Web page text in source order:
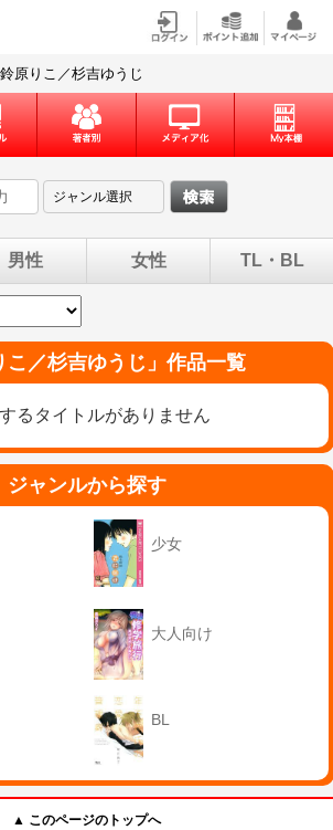
鈴原りこ／杉吉ゆうじ
男性 女性 TL・BL
こ／杉吉ゆうじ 」作品一覧
るタイトルがありません
ジャンルから探す
少女
大人向け
BL
▲ このページのトップへ